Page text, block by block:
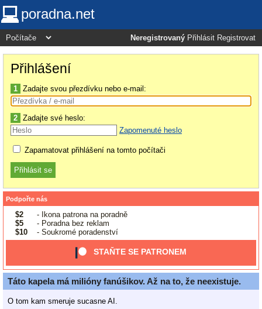
poradna.net
Neregistrovaný Přihlásit Registrovat
Přihlášení
1 Zadajte svou přezdívku nebo e-mail:
2 Zadajte své heslo:
Zapomenuté heslo
Zapamatovat přihlášení na tomto počítači
Podpořte nás
$2
- Ikona patrona na poradně
$5
- Poradna bez reklam
$10
- Soukromé poradenství
STAŇTE SE PATRONEM
Táto kapela má milióny fanúšikov. Až na to, že neexistuje.
O tom kam smeruje sucasne AI.